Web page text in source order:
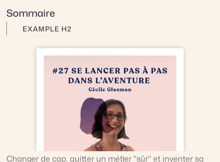
Sommaire
EXAMPLE H2
Changer de cap, quitter un métier "sûr" et inventer sa